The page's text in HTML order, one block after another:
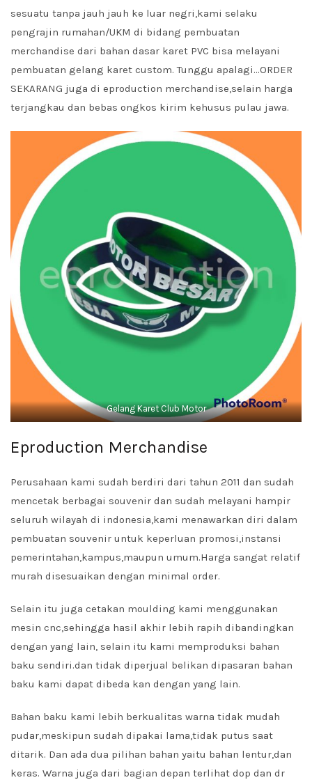
sesuatu tanpa jauh jauh ke luar negri,kami selaku
pengrajin rumahan/UKM di bidang pembuatan
merchandise dari bahan dasar karet PVC bisa melayani
pembuatan gelang karet custom. Tunggu apalagi…ORDER
SEKARANG juga di eproduction merchandise,selain harga
terjangkau dan bebas ongkos kirim kehusus pulau jawa.
Gelang Karet Club Motor
Eproduction Merchandise
‌Perusahaan kami sudah berdiri dari tahun 2011 dan sudah
mencetak berbagai souvenir dan sudah melayani hampir
seluruh wilayah di indonesia,kami menawarkan diri dalam
pembuatan souvenir untuk keperluan promosi,instansi
pemerintahan,kampus,maupun umum.Harga sangat relatif
murah disesuaikan dengan minimal order.
Selain itu juga cetakan moulding kami menggunakan
mesin cnc,sehingga hasil akhir lebih rapih dibandingkan
dengan yang lain, selain itu kami memproduksi bahan
baku sendiri.dan tidak diperjual belikan dipasaran bahan
baku kami dapat dibeda kan dengan yang lain.
Bahan baku kami lebih berkualitas warna tidak mudah
pudar,meskipun sudah dipakai lama,tidak putus saat
ditarik. Dan ada dua pilihan bahan yaitu bahan lentur,dan
keras. Warna juga dari bagian depan terlihat dop dan dr